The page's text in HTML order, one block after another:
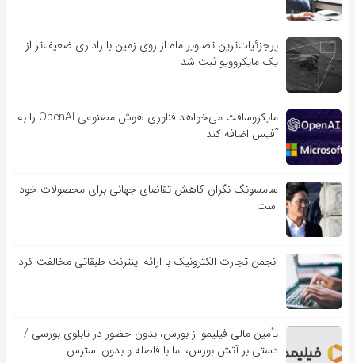
پرجزئیات‌ترین تصاویر ماه از روی زمین با راداری ضعیف‌تر از
یک مایکروویو ثبت شد
مایکروسافت می‌خواهد فناوری هوش مصنوعی OpenAI را به
آفیس اضافه کند
سامسونگ نگران کاهش تقاضای جهانی برای محصولات خود
است
انجمن تجارت الکترونیک با ارائه اینترنت طبقاتی مخالفت کرد
تأمین مالی فیلیمو از بورس، بدون حضور در تابلوی بورسی /
دستی بر آتش بورس، اما با فاصله و بدون استرس